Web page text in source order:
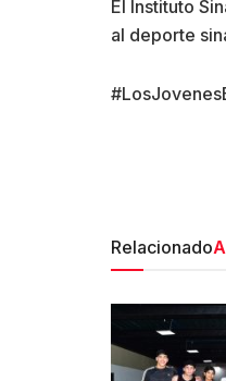
El Instituto
al deporte
Relacionado